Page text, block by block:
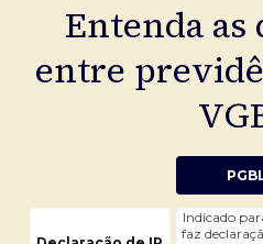
Entenda
entre
Indicado
faz